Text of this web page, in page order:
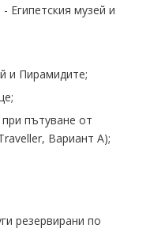
Египетския музей и
и Пирамидите;
пътуване от
Вариант А);
резервирани по